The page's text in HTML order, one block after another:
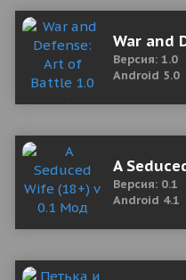
War and
Версия: 1.0
Android 5.0
A
Версия: 0.1
Android 4.1